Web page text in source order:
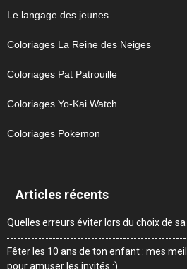
Le langage des jeunes
Coloriages La Reine des Neiges
Coloriages Pat Patrouille
Coloriages Yo-Kai Watch
Coloriages Pokemon
Articles récents
Quelles erreurs éviter lors du choix de
Fêter les 10 ans de ton enfant : mes
pour amuser les invités :)